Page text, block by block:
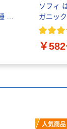
羽
定
ソフィ
ガニック
チャーム
￥
人気商品